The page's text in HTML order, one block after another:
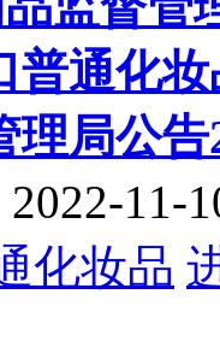
普通化
理局公告
2022-11-
化妆品